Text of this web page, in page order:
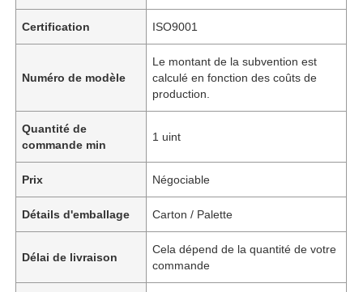
Certification ISO9001
Numéro de modèle
Le montant de la subvention est
calculé en fonction des coûts de
production.
Quantité de
commande min
1 uint
Prix Négociable
Détails d'emballage Carton / Palette
Délai de livraison
Cela dépend de la quantité de votre
commande